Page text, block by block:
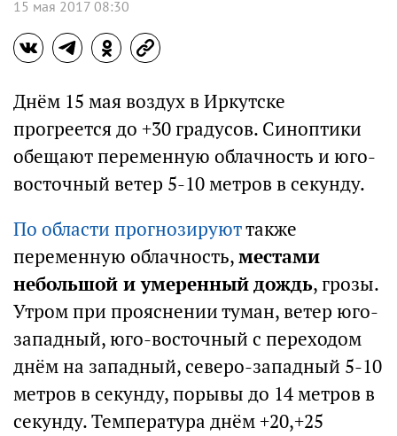
15 мая 2017 08:30
Днём 15 мая воздух в Иркутске
прогреется до +30 градусов. Синоптики
обещают переменную облачность и юго-
восточный ветер 5-10 метров в секунду.
По области прогнозируюттакже
переменную облачность,местами
небольшой и умеренный дождь, грозы.
Утром при прояснении туман, ветер юго-
западный, юго-восточный с переходом
днём на западный, северо-западный 5-10
метров в секунду, порывы до 14 метров в
секунду. Температура днём +20,+25